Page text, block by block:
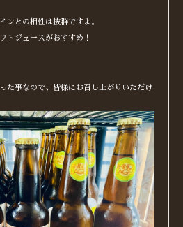
ンとの相性は抜群ですよ。
トジュースがおすすめ！
た事なので、皆様にお召し上がりいただけ